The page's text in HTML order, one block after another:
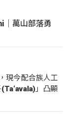
｜萬山部落勇
現今配合族人工
」凸顯